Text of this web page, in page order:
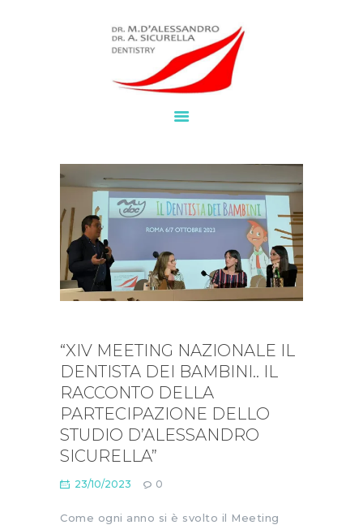
NEWS
CHI SIAMO
LAVORA CON NOI
CONTATTI
WHATSAPP
“XIV MEETING NAZIONALE IL
DENTISTA DEI BAMBINI.. IL
RACCONTO DELLA
PARTECIPAZIONE DELLO
STUDIO D’ALESSANDRO
SICURELLA”
23/10/2023 0
Come ogni anno si è svolto il Meeting